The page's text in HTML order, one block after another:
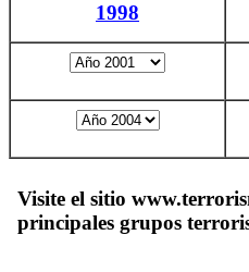
1998
Visite el sitio
principales grupos